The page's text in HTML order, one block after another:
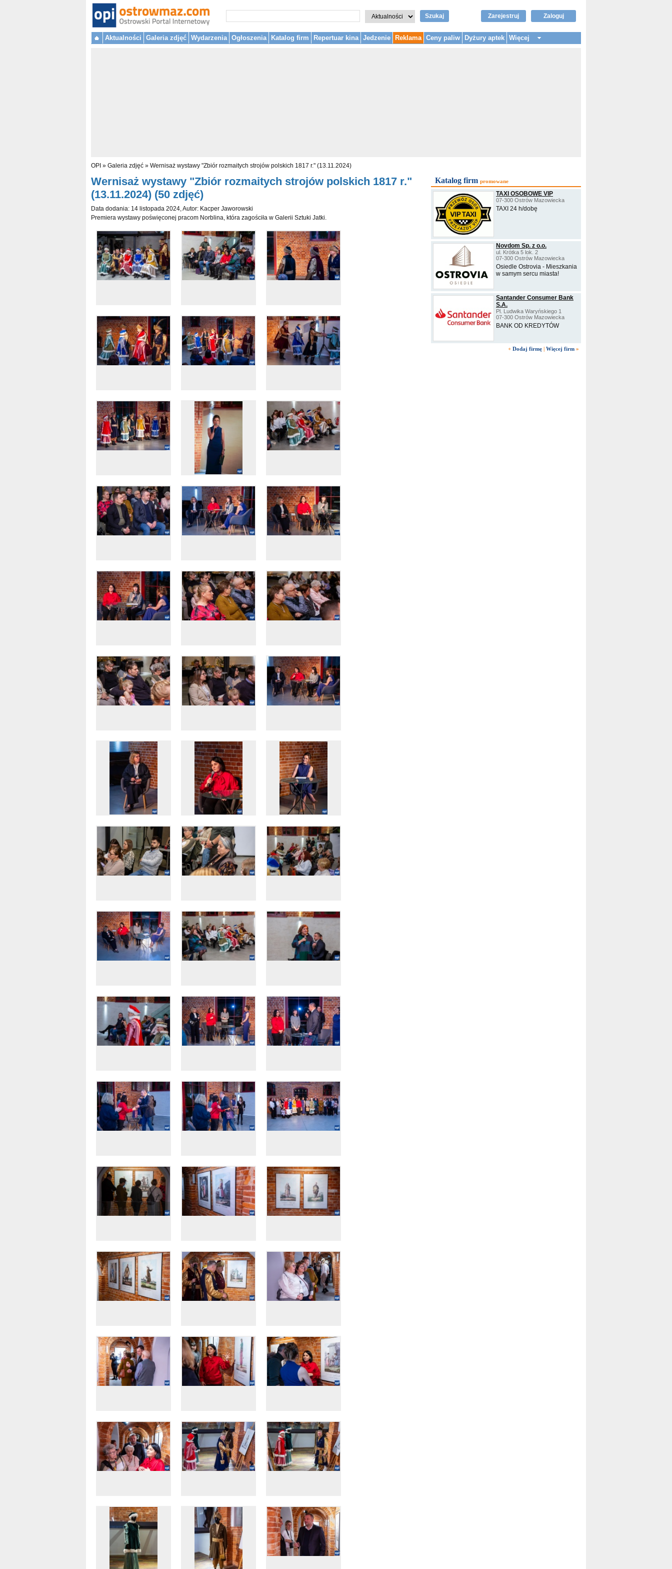
Szukaj Zaloguj
Zarejestruj
Aktualności Galeria zdjęć Wydarzenia Ogłoszenia Katalog firm Repertuar kina Jedzenie Reklama Ceny paliw Dyżury aptek Więcej
OPI » Galeria zdjęć » Wernisaż wystawy "Zbiór rozmaitych strojów polskich 1817 r." (13.11.2024)
Wernisaż wystawy "Zbiór rozmaitych strojów polskich 1817 r."
(13.11.2024) (50 zdjęć)
Data dodania: 14 listopada 2024, Autor: Kacper Jaworowski
Premiera wystawy poświęconej pracom Norblina, która zagościła w Galerii Sztuki Jatki.
Katalog firm promowane
TAXI OSOBOWE VIP
07-300 Ostrów Mazowiecka
TAXI 24 h/dobę
Novdom Sp. z o.o.
ul. Krótka 5 lok. 2
07-300 Ostrów Mazowiecka
Osiedle Ostrovia - Mieszkania
w samym sercu miasta!
Santander Consumer Bank
S.A.
Pl. Ludwika Waryńskiego 1
07-300 Ostrów Mazowiecka
BANK OD KREDYTÓW
+ Dodaj firmę | Więcej firm »